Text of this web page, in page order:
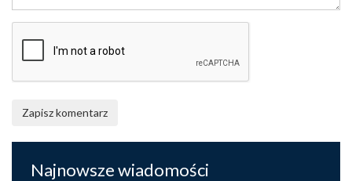
Zapisz komentarz
Najnowsze wiadomości